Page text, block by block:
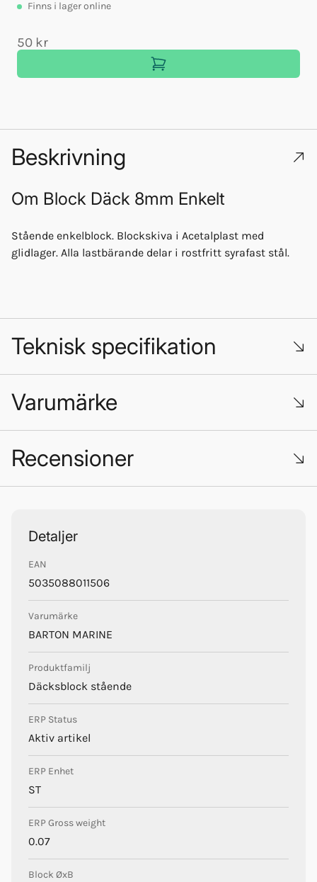
Finns i lager online
50 kr
Beskrivning
Om Block Däck 8mm Enkelt
Stående enkelblock. Blockskiva i Acetalplast med
glidlager. Alla lastbärande delar i rostfritt syrafast stål.
Teknisk specifikation
Montage: 5 mm skruv.
Varumärke
Recensioner
Detaljer
EAN
5035088011506
Varumärke
BARTON MARINE
Produktfamilj
Däcksblock stående
ERP Status
Aktiv artikel
ERP Enhet
ST
ERP Gross weight
0.07
Block ØxB